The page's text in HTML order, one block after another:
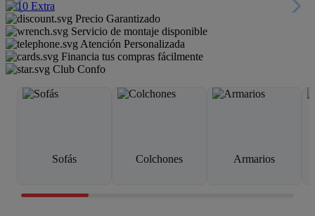
Precio Garantizado
Servicio de montaje disponible
Atención Personalizada
Financia tus compras fácilmente
Club Confo
Sofás Colchones Armarios